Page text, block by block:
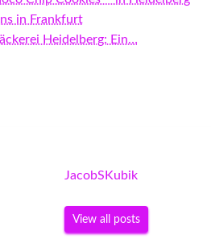
in Frankfurt
Heidelberg: Ein…
JacobSKubik
View all posts